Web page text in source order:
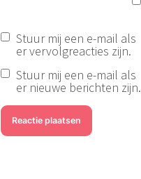
Stuur mij een e-mail als
er vervolgreacties zijn.
Stuur mij een e-mail als
er nieuwe berichten zijn.